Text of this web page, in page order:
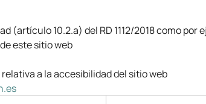
10.2.a) del RD 1112/2018 como por
este sitio web
a la accesibilidad del sitio web